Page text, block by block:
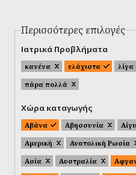
Περισσότερες επιλογές
Ιατρικά Προβλήματα
κανένα ελάχιστα λίγα
πάρα πολλά
Χώρα καταγωγής
Αβάνα Αβησσυνία
Αμερική
Ανατολική Ρωσία
Ασία
Αυστραλία